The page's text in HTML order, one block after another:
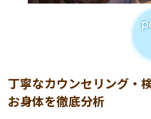
丁寧なカウンセリング・
お身体を徹底分析